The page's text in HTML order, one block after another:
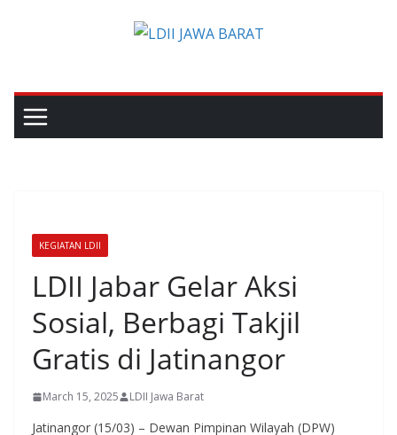
KEGIATAN LDII
LDII Jabar Gelar Aksi
Sosial, Berbagi Takjil
Gratis di Jatinangor
March 15, 2025 LDII Jawa Barat
Jatinangor (15/03) – Dewan Pimpinan Wilayah (DPW)